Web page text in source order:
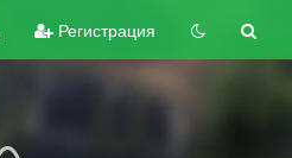
Регистрация